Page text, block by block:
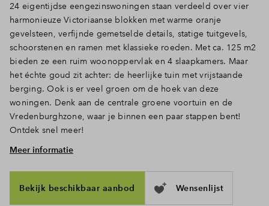
24 eigentijdse eengezinswoningen staan verdeeld over vier
harmonieuze Victoriaanse blokken met warme oranje
gevelsteen, verfijnde gemetselde details, statige tuitgevels,
schoorstenen en ramen met klassieke roeden. Met ca. 125 m2
bieden ze een ruim woonoppervlak en 4 slaapkamers. Maar
het échte goud zit achter: de heerlijke tuin met vrijstaande
berging. Ook is er veel groen om de hoek van deze
woningen. Denk aan de centrale groene voortuin en de
Vredenburghzone, waar je binnen een paar stappen bent!
Ontdek snel meer!
Ruimte, licht en openslaande deuren naar de tuin
toilet en trapopgang loop je door naar het woongedeelte,
waar het daglicht door de hoge ramen en deuren rijkelijk
Meer informatie
Bekijk beschikbaar aanbod Wensenlijst